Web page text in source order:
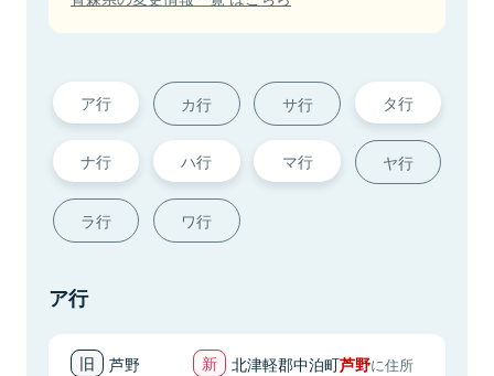
ア行 カ行 サ行 タ行
ナ行 ハ行 マ行 ヤ行
ラ行 ワ行
ア行
芦野 北津軽郡中泊町芦野に住所